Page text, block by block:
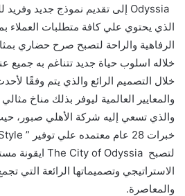
Odyssia إلى تقديم نموذج جديد وفريد
الذي يحتوي علي كافة متطلبات العملاء
الرفاهية والراحة لتصبح صرح حضاري
خلاله اسلوب حياة جديد تتناغم به جميع
خلال التصميم الرائع والذي يتم وفقًا
والمعايير العالمية ليوفر بذلك مناخ
والذي تسعي إليه شركة الأهلي صبور،
خبرات 28 عام معتمده علي توفير ”
لتصبح The City of Odyssia ايقونة
الاستراتيجي وتصميماتها الرائعة التي
والمعاصرة.